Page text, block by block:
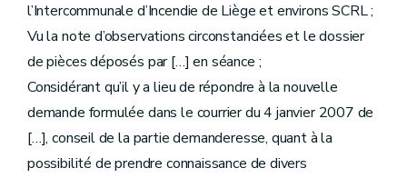
l’Intercommunale d’Incendie de Liège et environs SCRL ;
Vu la note d’observations circonstanciées et le dossier
de pièces déposés par […] en séance ;
Considérant qu’il y a lieu de répondre à la nouvelle
demande formulée dans le courrier du 4 janvier 2007 de
[…], conseil de la partie demanderesse, quant à la
possibilité de prendre connaissance de divers